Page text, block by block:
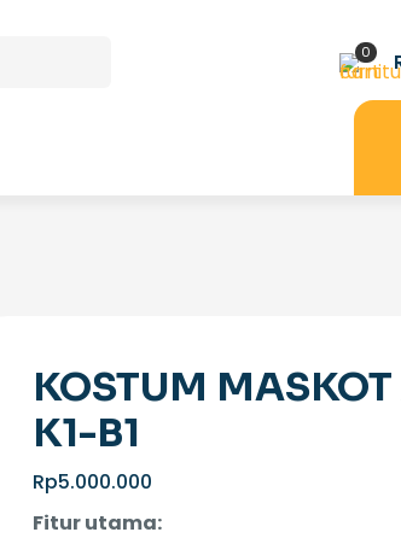
0
KOSTUM
K1-B1
Rp5.000.000
Fitur utama: